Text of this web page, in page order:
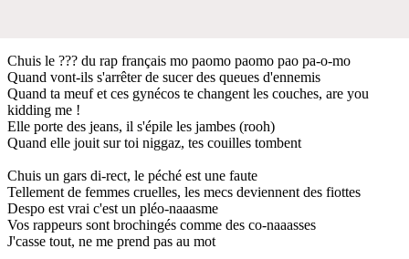
Chuis le ??? du rap français mo paomo paomo pao pa-o-mo
Quand vont-ils s'arrêter de sucer des queues d'ennemis
Quand ta meuf et ces gynécos te changent les couches, are you
kidding me !
Elle porte des jeans, il s'épile les jambes (rooh)
Quand elle jouit sur toi niggaz, tes couilles tombent
Chuis un gars di-rect, le péché est une faute
Tellement de femmes cruelles, les mecs deviennent des fiottes
Despo est vrai c'est un pléo-naaasme
Vos rappeurs sont brochingés comme des co-naaasses
J'casse tout, ne me prend pas au mot